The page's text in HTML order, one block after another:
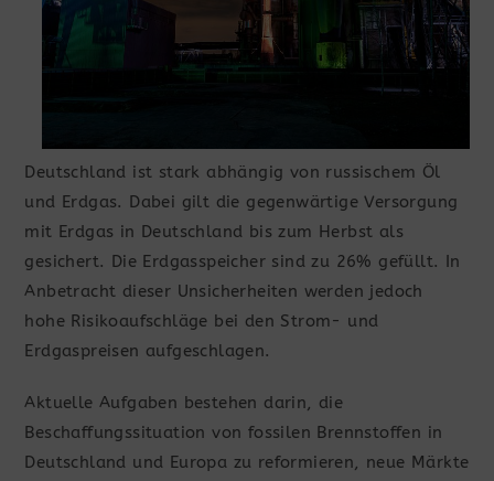
Deutschland ist stark abhängig von russischem Öl
und Erdgas. Dabei gilt die gegenwärtige Versorgung
mit Erdgas in Deutschland bis zum Herbst als
gesichert. Die Erdgasspeicher sind zu 26% gefüllt. In
Anbetracht dieser Unsicherheiten werden jedoch
hohe Risikoaufschläge bei den Strom- und
Erdgaspreisen aufgeschlagen.
Aktuelle Aufgaben bestehen darin, die
Beschaffungssituation von fossilen Brennstoffen in
Deutschland und Europa zu reformieren, neue Märkte